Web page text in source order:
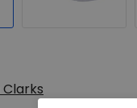
Clarks